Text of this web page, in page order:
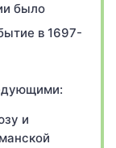
было
в 1697-
и